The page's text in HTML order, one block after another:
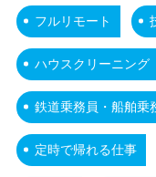
フルリモート
ハウスクリーニング
鉄道乗務員・船舶乗
定時で帰れる仕事